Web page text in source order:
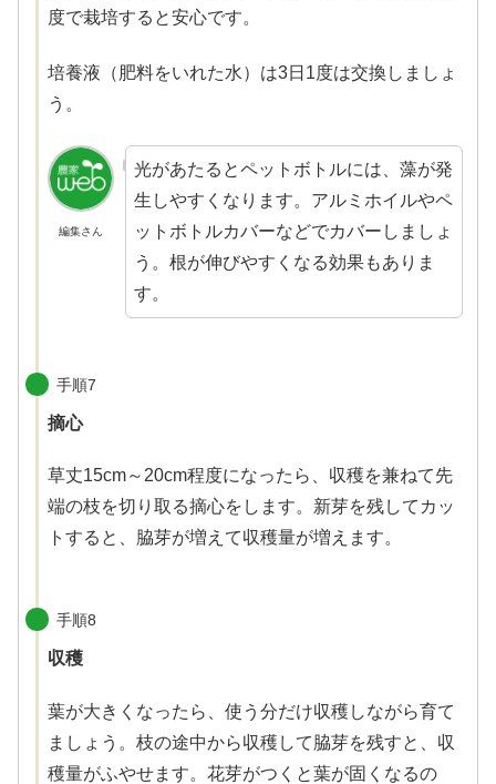
度で栽培すると安心です。
培養液（肥料をいれた水）は3日1度は交換しましょ
う。
編集さん
光があたるとペットボトルには、藻が発
生しやすくなります。アルミホイルやペ
ットボトルカバーなどでカバーしましょ
う。根が伸びやすくなる効果もありま
す。
手順7
摘心
草丈15cm～20cm程度になったら、収穫を兼ねて先
端の枝を切り取る摘心をします。新芽を残してカッ
トすると、脇芽が増えて収穫量が増えます。
手順8
収穫
葉が大きくなったら、使う分だけ収穫しながら育て
ましょう。枝の途中から収穫して脇芽を残すと、収
穫量がふやせます。花芽がつくと葉が固くなるの